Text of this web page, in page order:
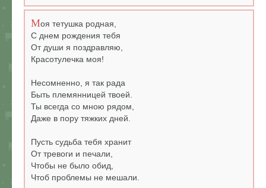
Моя тетушка родная,
С днем рождения тебя
От души я поздравляю,
Красотулечка моя!
Несомненно, я так рада
Быть племянницей твоей.
Ты всегда со мною рядом,
Даже в пору тяжких дней.
Пусть судьба тебя хранит
От тревоги и печали,
Чтобы не было обид,
Чтоб проблемы не мешали.